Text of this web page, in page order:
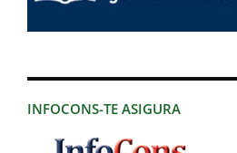
INFOCONS-TE ASIGURA